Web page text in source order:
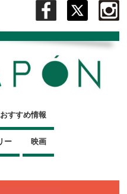
おすすめ情報
ー 映画